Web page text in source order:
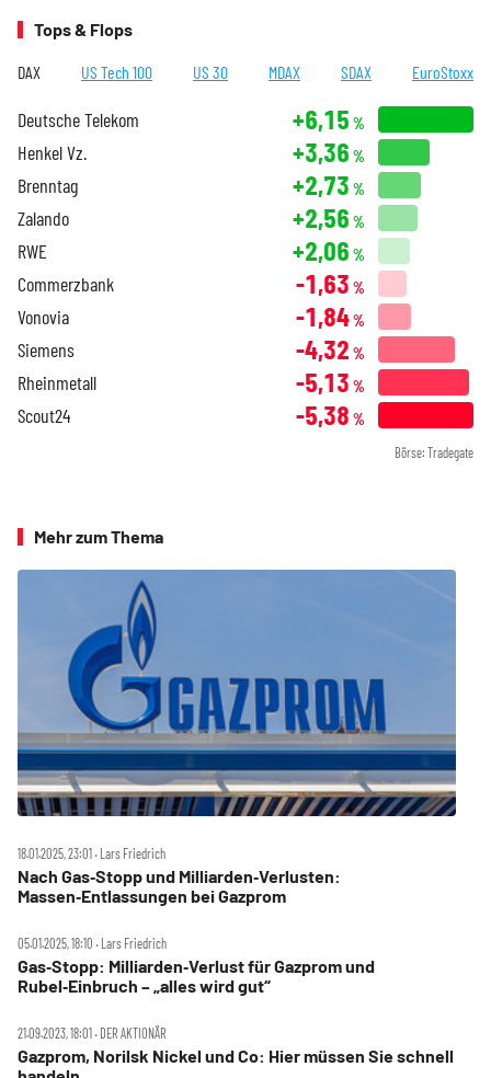
Tops & Flops
DAX US Tech 100 US 30 MDAX SDAX EuroStoxx
Deutsche Telekom +6,15 %
Henkel Vz. +3,36 %
Brenntag +2,73 %
Zalando +2,56 %
RWE +2,06 %
Commerzbank -1,63 %
Vonovia -1,84%
Siemens -4,32 %
Rheinmetall -5,13 %
Scout24 -5,38 %
Börse: Tradegate
Mehr zum Thema
18.01.2025, 23:01 ‧ Lars Friedrich
Nach Gas‑Stopp und Milliarden‑Verlusten:
Massen‑Entlassungen bei Gazprom
05.01.2025, 18:10 ‧ Lars Friedrich
Gas‑Stopp: Milliarden‑Verlust für Gazprom und
Rubel‑Einbruch – „alles wird gut“
21.09.2023, 18:01 ‧ DER AKTIONÄR
Gazprom, Norilsk Nickel und Co: Hier müssen Sie schnell